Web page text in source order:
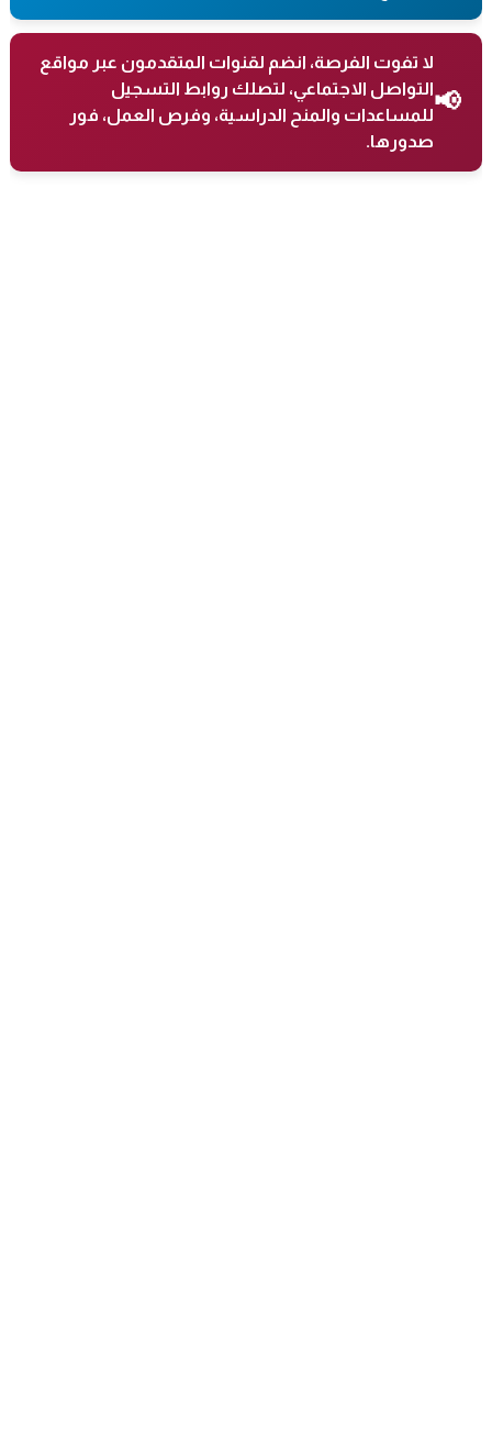
📢
لا تفوت الفرصة، انضم لقنوات المتقدمون عبر مواقع
التواصل الاجتماعي، لتصلك روابط التسجيل
للمساعدات والمنح الدراسية، وفرص العمل، فور
صدورها.